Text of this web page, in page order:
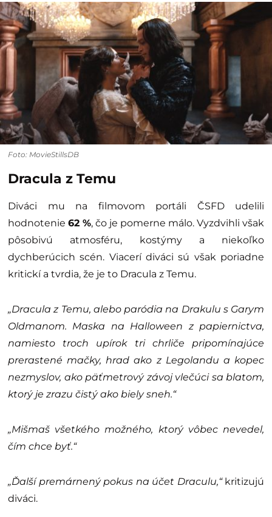
Foto: MovieStillsDB
Dracula z Temu
Diváci mu na filmovom portáli ČSFD udelili
hodnotenie 62 %, čo je pomerne málo. Vyzdvihli však
pôsobivú atmosféru, kostýmy a niekoľko
dychberúcich scén. Viacerí diváci sú však poriadne
kritickí a tvrdia, že je to Dracula z Temu.
„Dracula z Temu, alebo paródia na Drakulu s Garym
Oldmanom. Maska na Halloween z papiernictva,
namiesto troch upírok tri chrliče pripomínajúce
prerastené mačky, hrad ako z Legolandu a kopec
nezmyslov, ako päťmetrový závoj vlečúci sa blatom,
ktorý je zrazu čistý ako biely sneh.“
„Mišmaš všetkého možného, ​​ktorý vôbec nevedel,
čím chce byť.“
„Ďalší premárnený pokus na účet Draculu,“kritizujú
diváci.